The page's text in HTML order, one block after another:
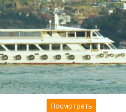
Посмотреть